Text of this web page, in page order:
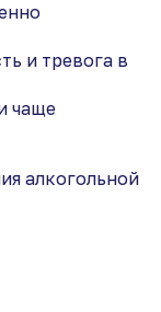
и тревога в
чаще
алкогольной